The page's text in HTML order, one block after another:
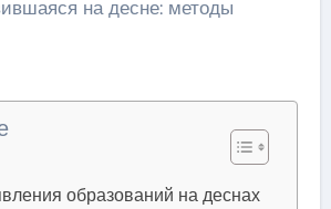
образований на деснах